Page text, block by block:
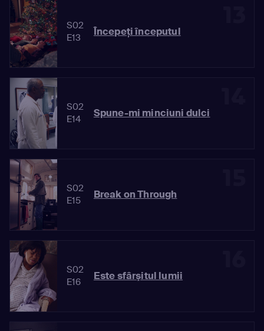
S02
E13
Începeţi începutul
S02
E14
Spune-mi minciuni dulci
S02
E15
Break on Through
S02
E16
Este sfârşitul lumii